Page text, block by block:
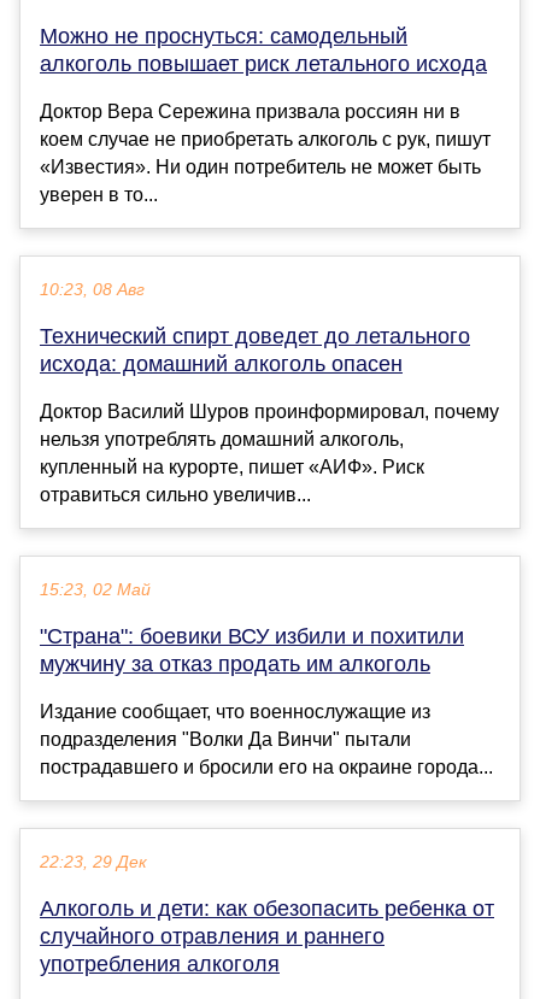
Можно не проснуться: самодельный
алкоголь повышает риск летального исхода
Доктор Вера Сережина призвала россиян ни в
коем случае не приобретать алкоголь с рук, пишут
«Известия». Ни один потребитель не может быть
уверен в то...
10:23, 08 Авг
Технический спирт доведет до летального
исхода: домашний алкоголь опасен
Доктор Василий Шуров проинформировал, почему
нельзя употреблять домашний алкоголь,
купленный на курорте, пишет «АИФ». Риск
отравиться сильно увеличив...
15:23, 02 Май
"Страна": боевики ВСУ избили и похитили
мужчину за отказ продать им алкоголь
Издание сообщает, что военнослужащие из
подразделения "Волки Да Винчи" пытали
пострадавшего и бросили его на окраине города...
22:23, 29 Дек
Алкоголь и дети: как обезопасить ребенка от
случайного отравления и раннего
употребления алкоголя